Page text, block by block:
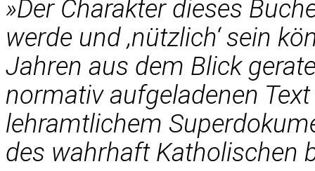
»Der Charakter dieses
werde und ‚nützlich‘ sein
Jahren aus dem Blick
normativ aufgeladenen
lehramtlichem
des wahrhaft Katholischen